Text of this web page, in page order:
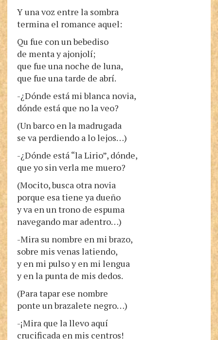
Y una voz entre la sombra
termina el romance aquel:
Qu fue con un bebediso
de menta y ajonjolí;
que fue una noche de luna,
que fue una tarde de abrí.
-¿Dónde está mi blanca novia,
dónde está que no la veo?
(Un barco en la madrugada
se va perdiendo a lo lejos…)
-¿Dónde está “la Lirio”, dónde,
que yo sin verla me muero?
(Mocito, busca otra novia
porque esa tiene ya dueño
y va en un trono de espuma
navegando mar adentro…)
-Mira su nombre en mi brazo,
sobre mis venas latiendo,
y en mi pulso y en mi lengua
y en la punta de mis dedos.
(Para tapar ese nombre
ponte un brazalete negro…)
-¡Mira que la llevo aquí
crucificada en mis centros!